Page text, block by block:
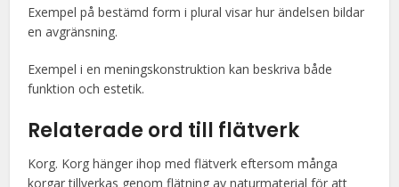
Exempel på bestämd form i plural visar hur ändelsen bildar
en avgränsning.
Exempel i en meningskonstruktion kan beskriva både
funktion och estetik.
Relaterade ord till flätverk
Korg. Korg hänger ihop med flätverk eftersom många
korgar tillverkas genom flätning av naturmaterial för att